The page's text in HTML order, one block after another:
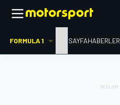
FORMULA 1 ANA SAYFAHABERLER